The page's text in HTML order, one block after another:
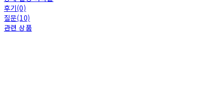
후기(0)
질문(10)
관련 상품